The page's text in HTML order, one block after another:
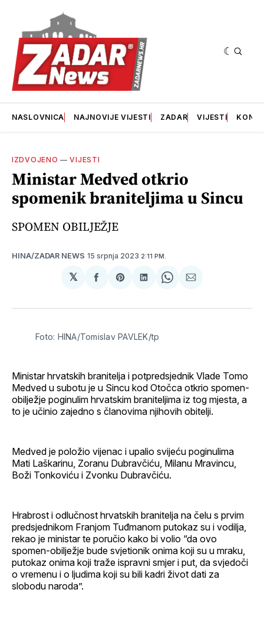
NASLOVNICA NAJNOVIJE VIJESTI ZADAR VIJESTI
IZDVOJENO —VIJESTI
Ministar Medved otkrio
spomenik braniteljima u Sincu
SPOMEN OBILJEŽJE
HINA/ZADAR NEWS 15 srpnja 2023 2:11 PM.
𝕏
podijeliSharepodijeliSharepodijeli
Foto: HINA/Tomislav PAVLEK/tp
Ministar hrvatskih branitelja i potpredsjednik Vlade Tomo
Medved u subotu je u Sincu kod Otočca otkrio spomen-
obilježje poginulim hrvatskim braniteljima iz tog mjesta, a
to je učinio zajedno s članovima njihovih obitelji.
Medved je položio vijenac i upalio svijeću poginulima
Mati Laškarinu, Zoranu Dubravčiću, Milanu Mravincu,
Boži Tonkoviću i Zvonku Dubravčiću.
Hrabrost i odlučnost hrvatskih branitelja na čelu s prvim
predsjednikom Franjom Tuđmanom putokaz su i vodilja,
rekao je ministar te poručio kako bi volio “da ovo
spomen-obilježje bude svjetionik onima koji su u mraku,
putokaz onima koji traže ispravni smjer i put, da svjedoči
o vremenu i o ljudima koji su bili kadri život dati za
slobodu naroda”.